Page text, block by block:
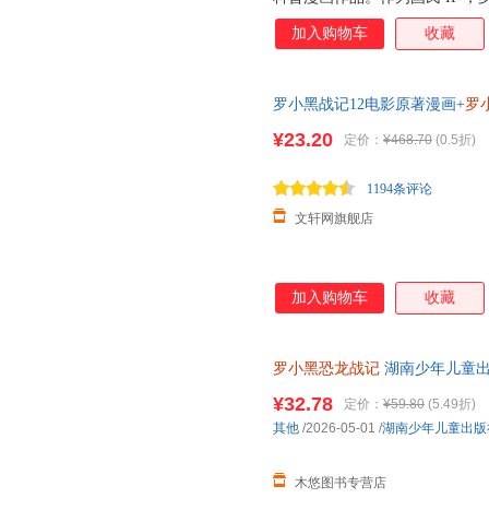
动画于 2011 年开始播放， B
获超 3.15 亿票房，同名漫画书
李 威尔逊奖得主，中国古生物
国内外共 20 种恐龙的 100+ 知
加入购物车 收藏
罗小黑战记12电影原著漫画+罗
¥23.20 定价： ¥468.70 (0.5折)
文轩网旗舰店
1194条评论
加入购物车 收藏
罗小黑恐龙战记 湖南少年儿童
¥32.78 定价： ¥59.80 (5.49折)
木悠图书专营店
其他 /2026-05-01 /湖南少年儿童出